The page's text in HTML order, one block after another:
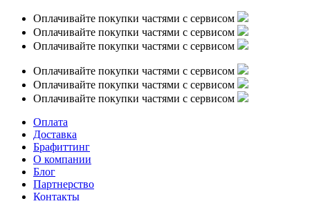
Оплачивайте покупки частями с сервисом
Оплачивайте покупки частями с сервисом
Оплачивайте покупки частями с сервисом
Оплачивайте покупки частями с сервисом
Оплачивайте покупки частями с сервисом
Оплачивайте покупки частями с сервисом
Оплата
Доставка
Брафиттинг
О компании
Блог
Партнерство
Контакты